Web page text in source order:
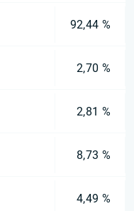
92,44 %
2,70 %
2,81 %
8,73 %
4,49 %